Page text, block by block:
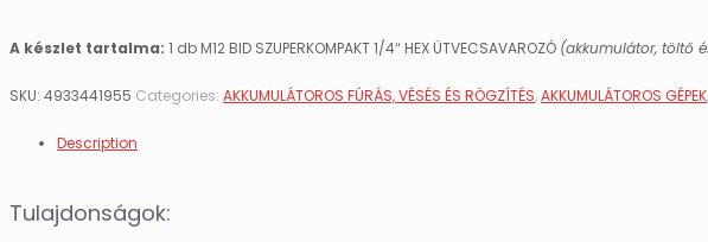
A készlet tartalma: 1 db M12 BID SZUPERKOMPAKT 1/4″ HEX ÜTVECSAVAROZÓ (akkumulátor, töltő
SKU: 4933441955 Categories: AKKUMULÁTOROS FÚRÁS, VÉSÉS ÉS RÖGZÍTÉS,AKKUMULÁTOROS GÉPEK,
Description
Tulajdonságok: